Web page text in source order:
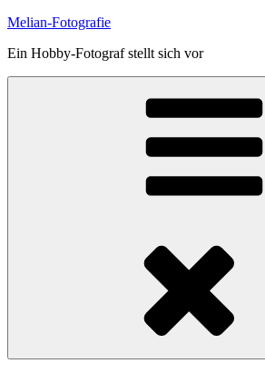
Skip
content
Melian-Fotografie
Ein Hobby-Fotograf stellt sich vor